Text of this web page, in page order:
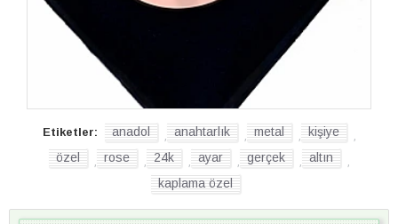
Etiketler: anadol anahtarlık metal kişiye
özel rose 24k ayar gerçek altın
kaplama özel